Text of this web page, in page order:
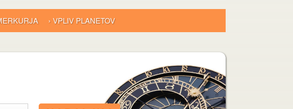
› VPLIV PLANETOV